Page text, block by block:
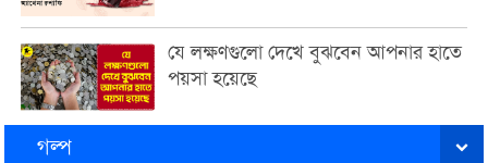
যে লক্ষণগুলো দেখে বুঝবেন আপনার হাতে
পয়সা হয়েছে
গল্প